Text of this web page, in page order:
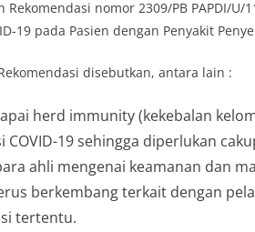
Rekomendasi nomor 2309/PB PAPDI/
19 pada Pasien dengan Penyakit
disebutkan, antara lain :
herd immunity (kekebalan
19 sehingga diperlukan
ahli mengenai keamanan dan
berkembang terkait dengan
tertentu.